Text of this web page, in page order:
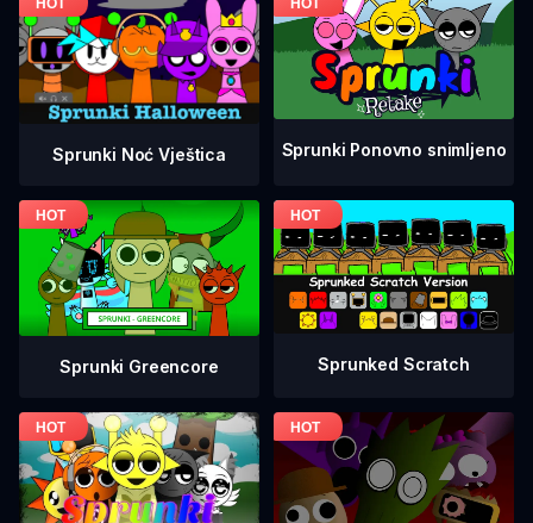
Sprunki Noć Vještica Sprunki Ponovno snimljeno
Sprunki Greencore Sprunked Scratch